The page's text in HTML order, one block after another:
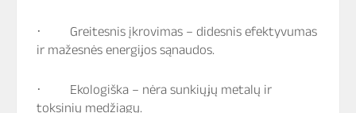
· Greitesnis įkrovimas – didesnis efektyvumas
ir mažesnės energijos sąnaudos.
· Ekologiška – nėra sunkiųjų metalų ir
toksinių medžiagų.